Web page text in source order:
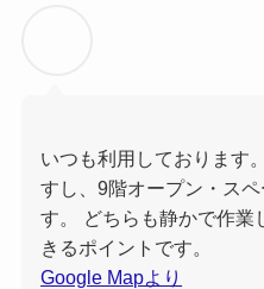
いつも利用しております
すし、9階オープン・ス
す。 どちらも静かで作業
きるポイントです。
Google Mapより